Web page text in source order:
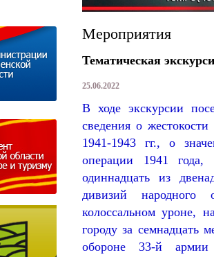
Мероприятия
Тематическая
25.06.2022
В ходе экскурсии
сведения о
1941-1943 гг., о
операции 1941 года,
одиннадцать из
дивизий народного
колоссальном уроне,
городу за семнадцать
обороне 33-й армии